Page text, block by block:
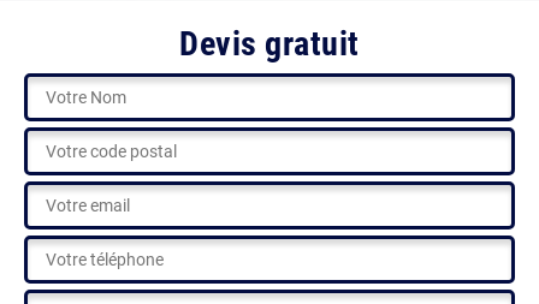
Devis gratuit